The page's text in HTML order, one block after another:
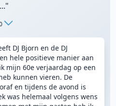
DJ Bjorn en de DJ
hele positieve manier aan
mijn 60e verjaardag op een
kunnen vieren. De
en tijdens de avond is
was helemaal volgens wens